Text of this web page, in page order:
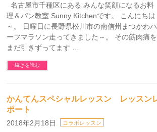
名古屋市千種区にある みんな笑顔になるお料
理＆パン教室 Sunny Kitchenです。 こんにちは
～。 日曜日に長野県松川市の南信州まつかわハ
ーフマラソン走ってきました～。 その筋肉痛を
まだ引きずってます …
続きを読む
かんてんスペシャルレッスン レッスン
ポート
2018年2月18日 コラボレッスン